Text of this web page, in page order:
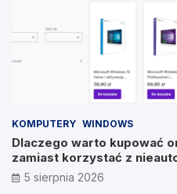
KOMPUTERY WINDOWS
Dlaczego warto kupować
zamiast korzystać z
5 sierpnia 2026